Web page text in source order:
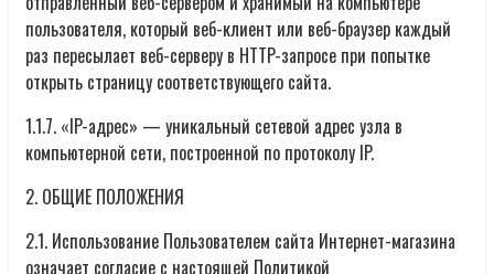
пользователя, который веб-клиент или веб-браузер каждый
раз пересылает веб-серверу в HTTP-запросе при попытке
открыть страницу соответствующего сайта.
1.1.7. «IP-адрес» — уникальный сетевой адрес узла в
компьютерной сети, построенной по протоколу IP.
2. ОБЩИЕ ПОЛОЖЕНИЯ
2.1. Использование Пользователем сайта Интернет-магазина
означает согласие с настоящей Политикой